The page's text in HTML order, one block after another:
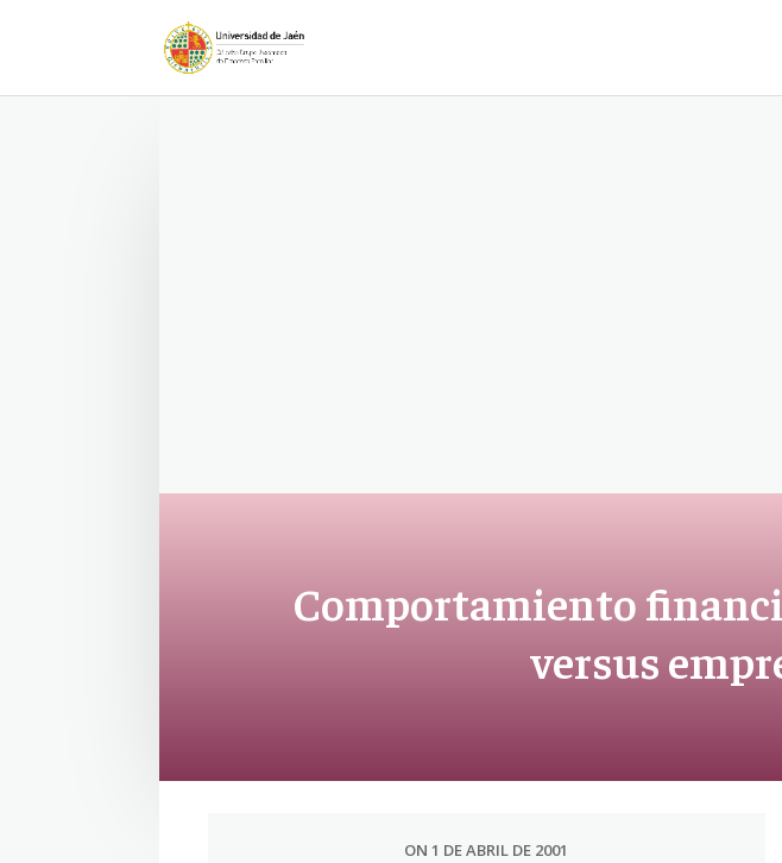
Comportamiento
versus
ON 1 DE ABRIL DE 2001